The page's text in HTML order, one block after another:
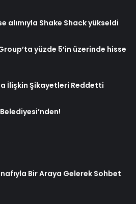
alımıyla Shake Shack yükseldi
yüzde 5’in üzerinde hisse
İlişkin Şikayetleri Reddetti
Bir Araya Gelerek Sohbet